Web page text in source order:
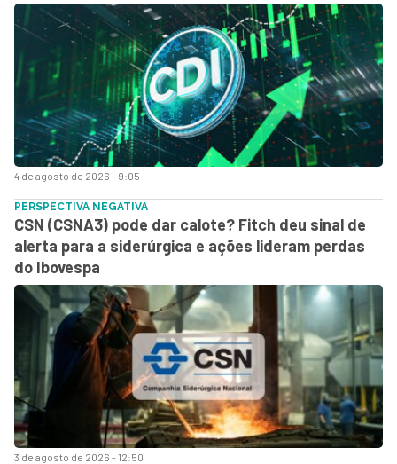
4 de agosto de 2026 - 9:05
3 de agosto de 2026 - 12:50
PERSPECTIVA NEGATIVA
CSN (CSNA3) pode dar calote? Fitch deu sinal de
alerta para a siderúrgica e ações lideram perdas
do Ibovespa